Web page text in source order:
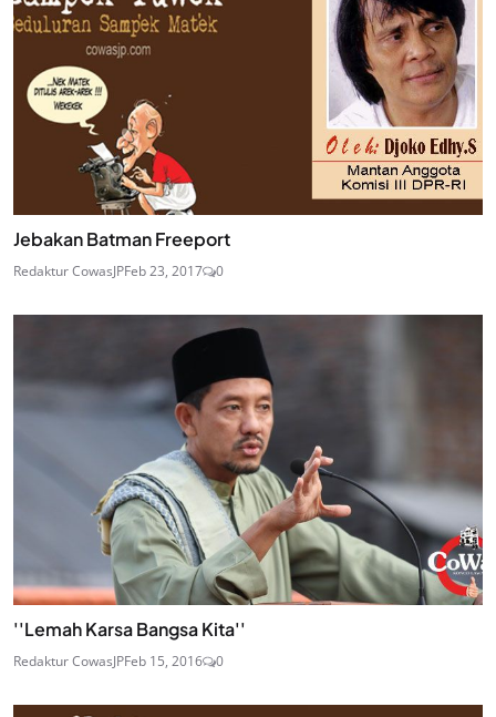
Jebakan Batman Freeport
Redaktur CowasJPFeb 23, 2017 0
''Lemah Karsa Bangsa Kita''
Redaktur CowasJPFeb 15, 2016 0